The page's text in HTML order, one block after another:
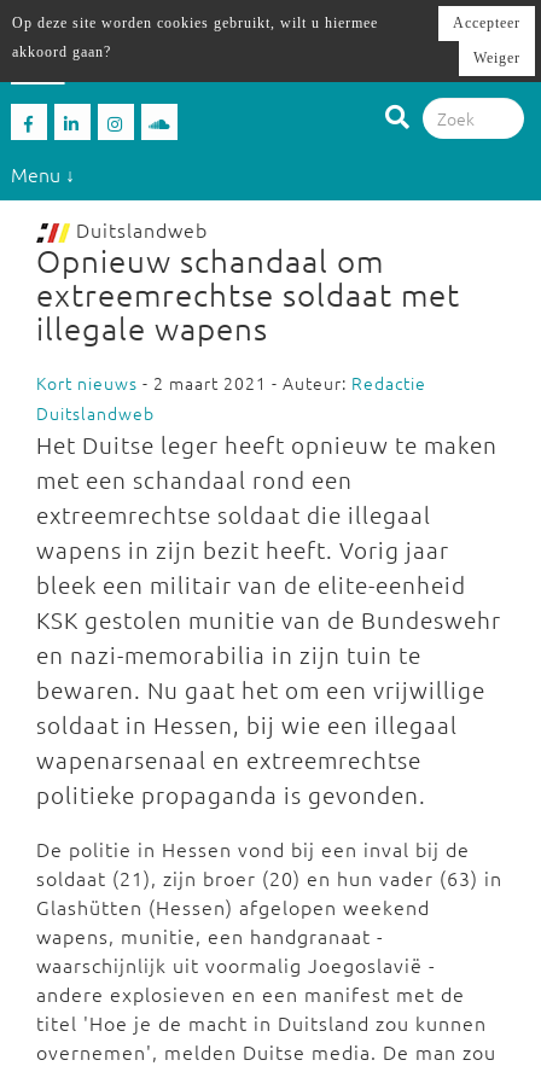
Menu ↓
Duitslandweb
Opnieuw schandaal om
extreemrechtse soldaat met
illegale wapens
Kort nieuws - 2 maart 2021 - Auteur: Redactie
Duitslandweb
Het Duitse leger heeft opnieuw te maken
met een schandaal rond een
extreemrechtse soldaat die illegaal
wapens in zijn bezit heeft. Vorig jaar
bleek een militair van de elite-eenheid
KSK gestolen munitie van de Bundeswehr
en nazi-memorabilia in zijn tuin te
bewaren. Nu gaat het om een vrijwillige
soldaat in Hessen, bij wie een illegaal
wapenarsenaal en extreemrechtse
politieke propaganda is gevonden.
De politie in Hessen vond bij een inval bij de
soldaat (21), zijn broer (20) en hun vader (63) in
Glashütten (Hessen) afgelopen weekend
wapens, munitie, een handgranaat -
waarschijnlijk uit voormalig Joegoslavië -
andere explosieven en een manifest met de
titel 'Hoe je de macht in Duitsland zou kunnen
overnemen', melden Duitse media. De man zou
Op deze site worden cookies gebruikt, wilt u hiermee
akkoord gaan?
Accepteer
Weiger